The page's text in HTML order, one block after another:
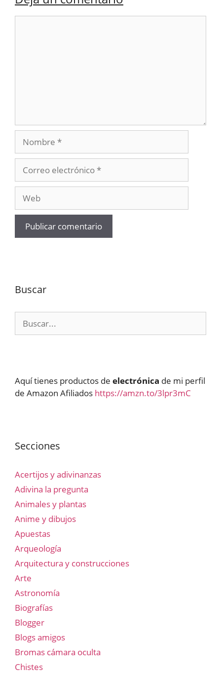
electrónico
Buscar
Aquí tienes productos de electrónica de mi perfil
de Amazon Afiliados https://amzn.to/3lpr3mC
Secciones
Acertijos y adivinanzas
Adivina la pregunta
Animales y plantas
Anime y dibujos
Apuestas
Arqueología
Arquitectura y construcciones
Arte
Astronomía
Biografías
Blogger
Blogs amigos
Bromas cámara oculta
Chistes